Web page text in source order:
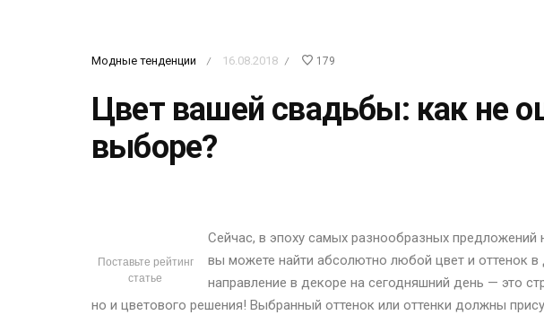
Модные тенденции / 16.08.2018 / 179
Цвет вашей свадьбы: как не
выборе?
Поставьте рейтинг
статье
Сейчас, в эпоху самых разнообразных предложений
вы можете найти абсолютно любой цвет и оттенок
направление в декоре на сегодняшний день — это
но и цветового решения! Выбранный оттенок или оттенки должны